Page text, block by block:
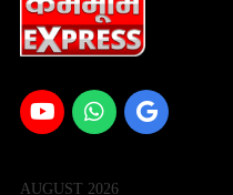
AUGUST 2026